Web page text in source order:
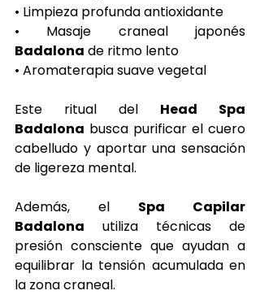
• Limpieza profunda antioxidante
Badalona de ritmo lento
• Aromaterapia suave vegetal
Este ritual del Head Spa
Badalona busca purificar el cuero
cabelludo y aportar una sensación
de ligereza mental.
Además, el Spa Capilar
Badalona utiliza técnicas de
presión consciente que ayudan a
equilibrar la tensión acumulada en
la zona craneal.